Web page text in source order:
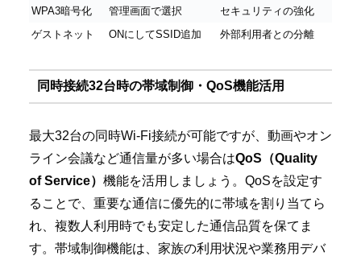
WPA3暗号化
管理画面で選択
セキュリティの強化
ゲストネット
ONにしてSSID追加 外部利用者との分離
同時接続32台時の帯域制御・QoS機能活用
最大32台の同時Wi-Fi接続が可能ですが、動画やオン
ライン会議など通信量が多い場合はQoS（Quality
of Service） 機能を活用しましょう。QoSを設定す
ることで、重要な通信に優先的に帯域を割り当てら
れ、複数人利用時でも安定した通信品質を保てま
す。帯域制御機能は、家族の利用状況や業務用デバ